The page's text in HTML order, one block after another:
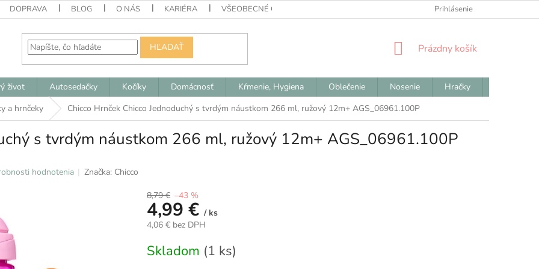
DOPRAVA BLOG O NÁS KARIÉRA VŠEOBECNÉ OBCHODNÉ PODMIENKY ODSTÚPENIE OD ZMLUVY
Prihlásenie
HĽADAŤ
NÁKUPNÝ
Prázdny košík
život Autosedačky Kočíky Domácnosť Kŕmenie, Hygiena Oblečenie Nosenie Hračky
a hrnčeky Chicco Hrnček Chicco Jednoduchý s tvrdým náustkom 266 ml, ružový 12m+ AGS_06961.100P
s tvrdým náustkom 266 ml, ružový 12m+ AGS_06961.100P
hodnotenia Značka: Chicco
8,79 € –43 %
4,99 € / ks
4,06 € bez DPH
cena:
Skladom (1 ks)